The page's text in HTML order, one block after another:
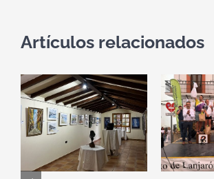
Artículos relacionados